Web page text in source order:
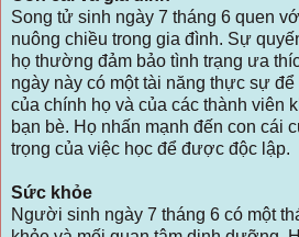
Song tử sinh ngày 7 tháng 6 quen
nuông chiều trong gia đình. Sự
họ thường đảm bảo tình trạng ưa
ngày này có một tài năng thực sự
của chính họ và của các thành viên
bạn bè. Họ nhấn mạnh đến con cái
trọng của việc học để được độc lập.
Sức khỏe
Người sinh ngày 7 tháng 6 có một